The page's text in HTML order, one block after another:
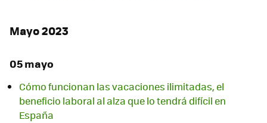
Mayo 2023
05 mayo
Cómo funcionan las vacaciones ilimitadas, el
beneficio laboral al alza que lo tendrá difícil en
España